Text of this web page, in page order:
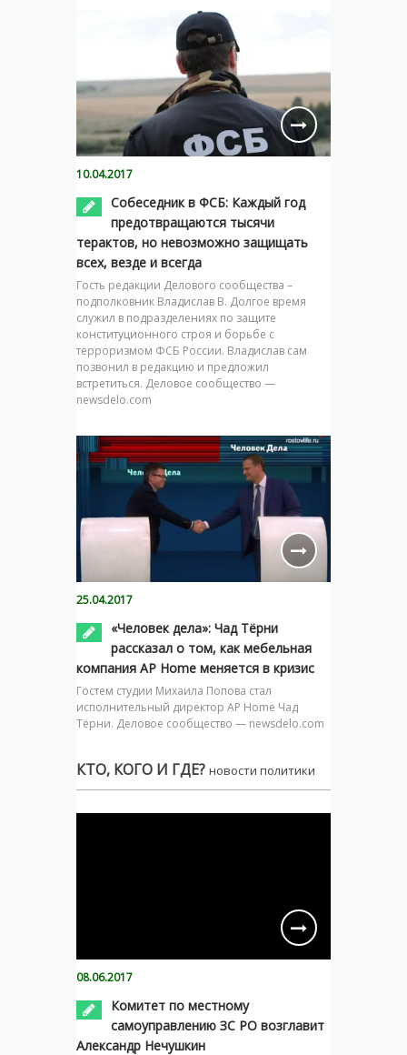
10.04.2017
Собеседник в ФСБ: Каждый год
предотвращаются тысячи
терактов, но невозможно защищать
всех, везде и всегда
Гость редакции Делового сообщества –
подполковник Владислав В. Долгое время
служил в подразделениях по защите
конституционного строя и борьбе с
терроризмом ФСБ России. Владислав сам
позвонил в редакцию и предложил
встретиться. Деловое сообщество —
newsdelo.com
25.04.2017
«Человек дела»: Чад Тёрни
рассказал о том, как мебельная
компания AP Home меняется в кризис
Гостем студии Михаила Попова стал
исполнительный директор AP Home Чад
Тёрни. Деловое сообщество — newsdelo.com
КТО, КОГО И ГДЕ? новости политики
08.06.2017
Комитет по местному
самоуправлению ЗС РО возглавит
Александр Нечушкин